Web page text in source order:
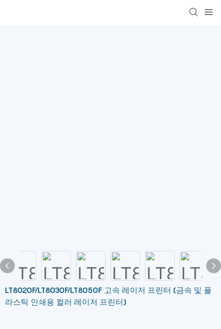
LT8020F/LT8030F/LT8050F 고속 레이저 프린터 (금속 및 플
라스틱 인쇄용 컬러 레이저 프린터)